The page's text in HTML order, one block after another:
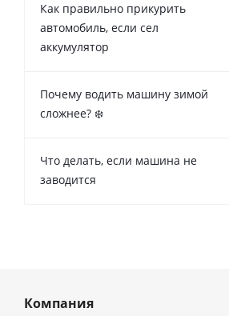
Как правильно прикурить
автомобиль, если сел
аккумулятор
Почему водить машину зимой
сложнее? ❄️
Что делать, если машина не
заводится
Компания